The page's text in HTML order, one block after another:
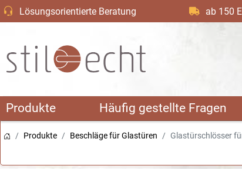
Lösungsorientierte Beratung ab 150
Produkte Häufig gestellte Fragen
Produkte Beschläge für Glastüren Glastürschlösser